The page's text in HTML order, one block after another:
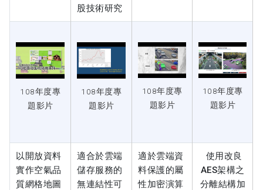
股技術研究
108年度專
題影片
108年度專
題影片
108年度專
題影片
108年度專
題影片
以開放資料
實作空氣品
質網格地圖
適合於雲端
儲存服務的
無連結性可
適於雲端資
料保護的屬
性加密演算
使用改良
AES架構之
分離結構加